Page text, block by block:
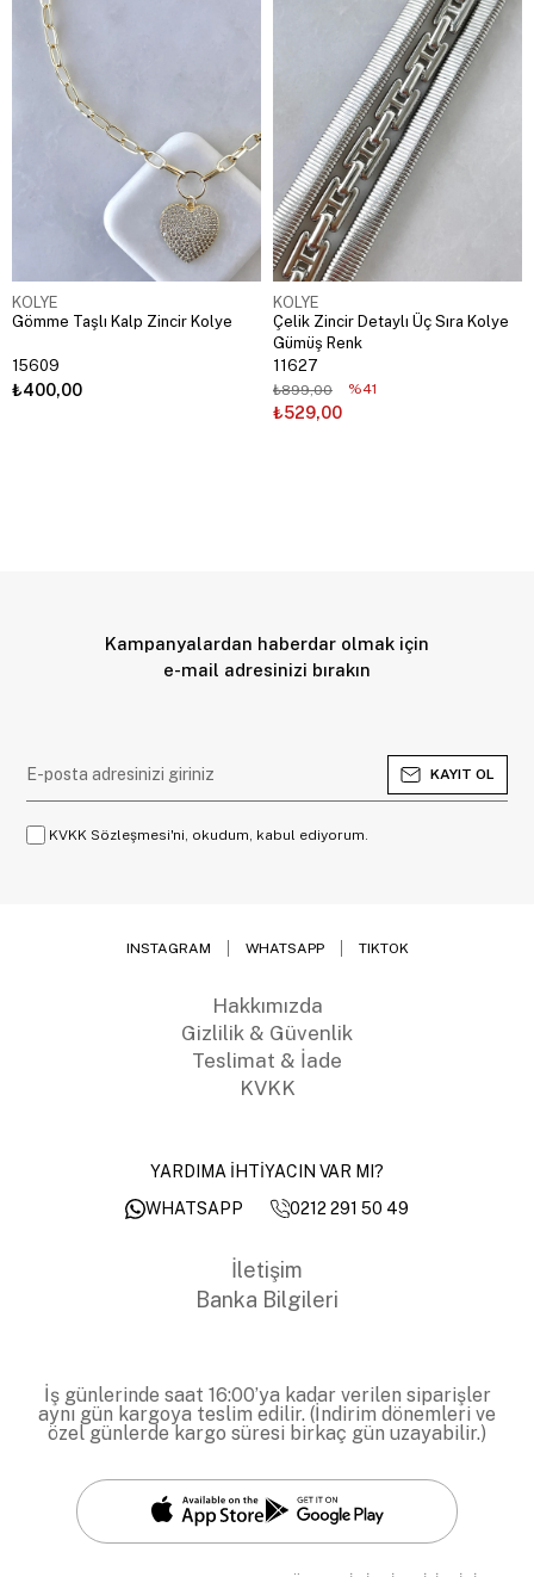
KOLYE
Gömme Taşlı Kalp Zincir Kolye
15609
₺400,00
KOLYE
Çelik Zincir Detaylı Üç Sıra Kolye
Gümüş Renk
11627
₺529,00
₺899,00 %41
Kampanyalardan haberdar olmak için
e-mail adresinizi bırakın
KAYIT OL
KVKK Sözleşmesi'ni, okudum, kabul ediyorum.
INSTAGRAM WHATSAPP TIKTOK
Hakkımızda
Gizlilik & Güvenlik
Teslimat & İade
KVKK
YARDIMA İHTİYACIN VAR MI?
WHATSAPP
0212 291 50 49
İletişim
Banka Bilgileri
İş günlerinde saat 16:00’ya kadar verilen siparişler
aynı gün kargoya teslim edilir. (İndirim dönemleri ve
özel günlerde kargo süresi birkaç gün uzayabilir.)